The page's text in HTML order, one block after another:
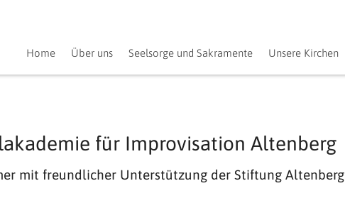
Home Über uns Seelsorge und Sakramente Unsere Kirchen
für Improvisation Altenberg
mit freundlicher Unterstützung der Stiftung Altenberg